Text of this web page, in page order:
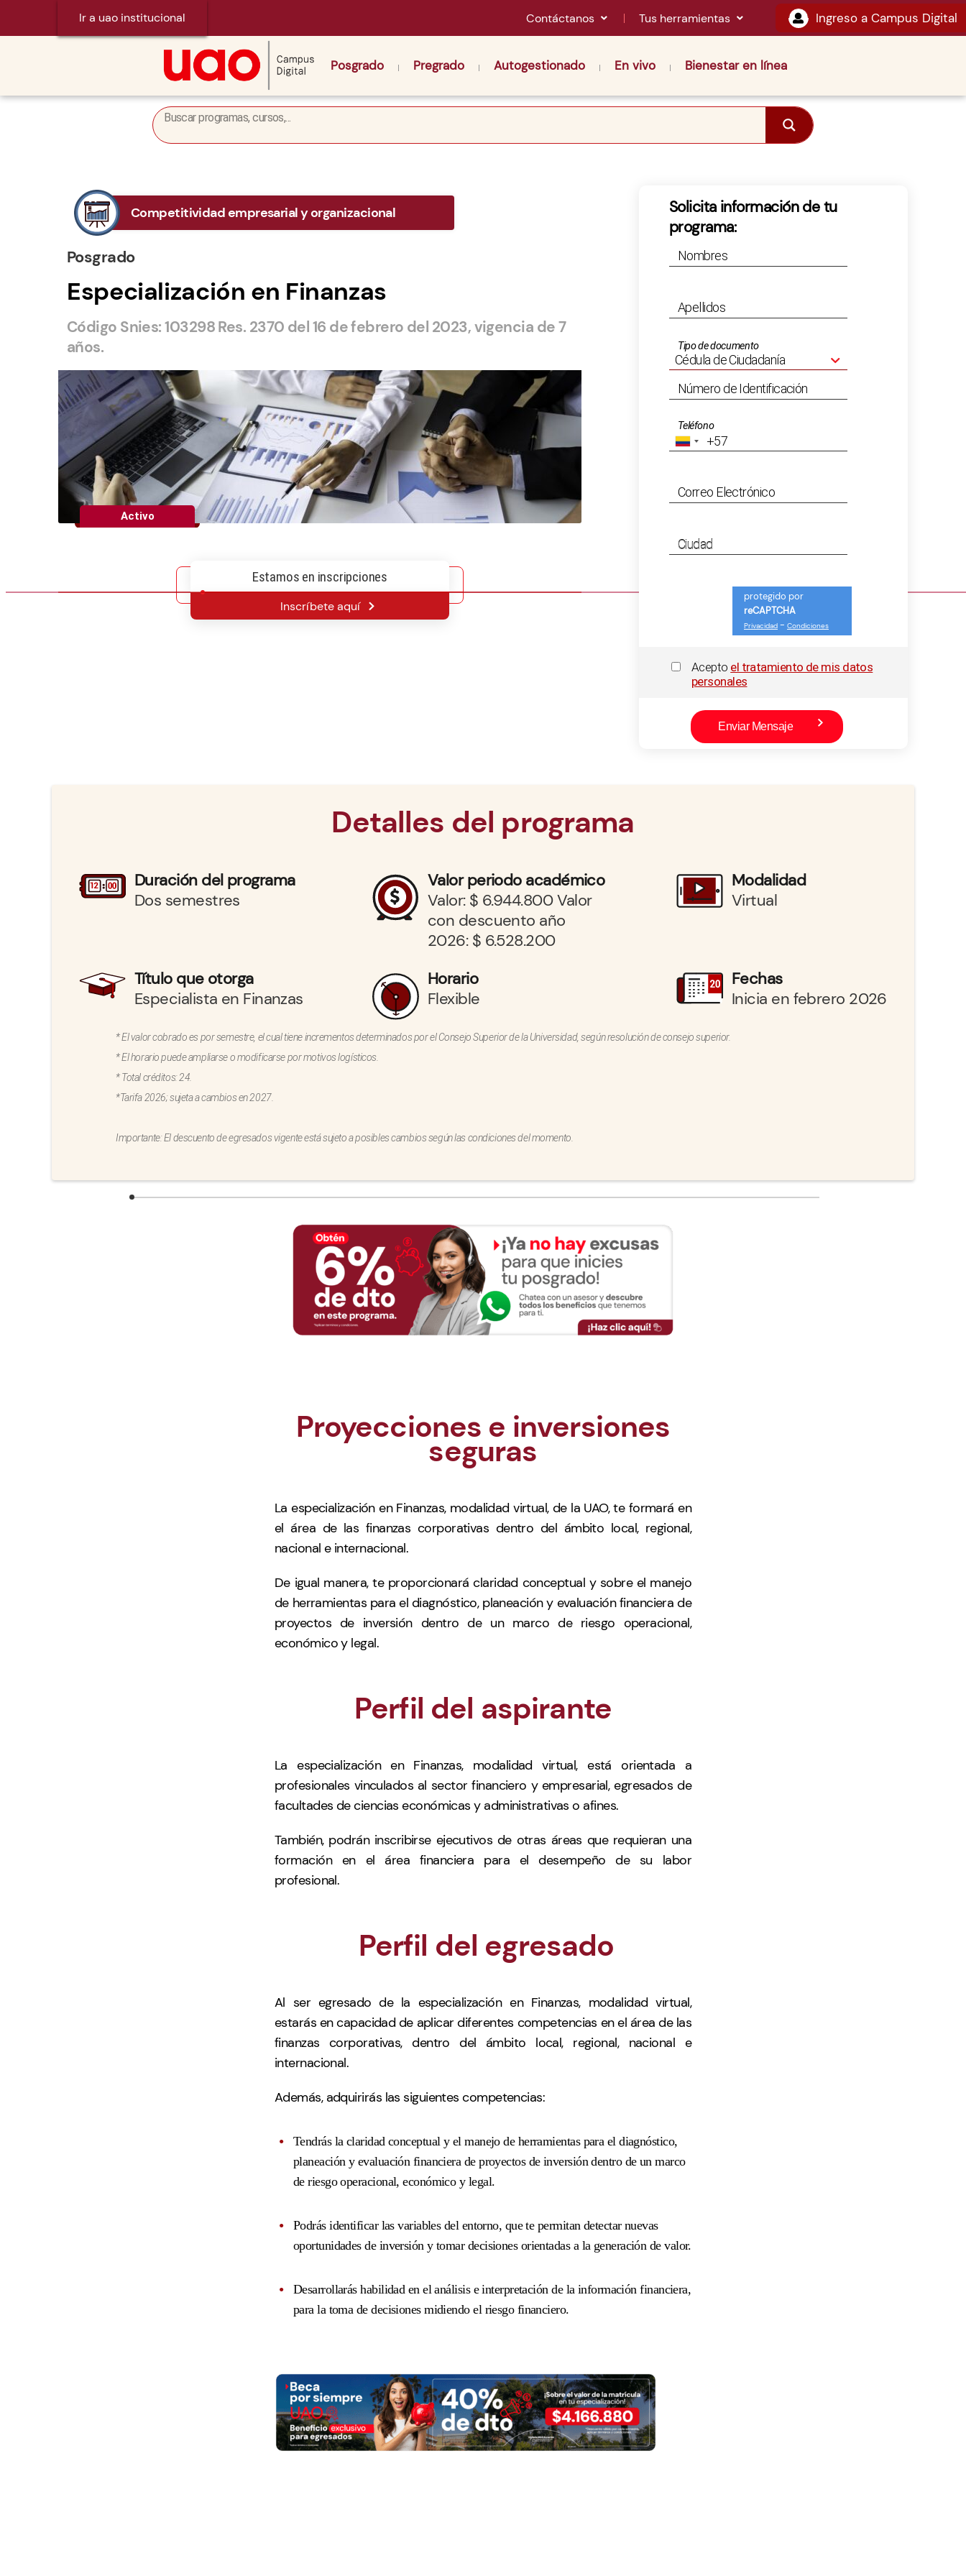
Ir a uao institucional Contáctanos Tus herramientas Ingreso a Campus Digital
Posgrado Pregrado Autogestionado En vivo Bienestar en línea
Competitividad empresarial y organizacional
Posgrado
Especialización en Finanzas
Código Snies: 103298 Res. 2370 del 16 de febrero del 2023, vigencia de 7
años.
Activo
Estamos en inscripciones
Inscríbete aquí
Solicita información de tu
programa:
Nombres
Apellidos
Tipo de documento
Número de Identificación
Teléfono
Correo Electrónico
Ciudad
protegido por
reCAPTCHA
Privacidad - Condiciones
Acepto el tratamiento de mis datos
personales
Detalles del programa
Duración del programa
Dos semestres
Valor periodo académico
Valor: $ 6.944.800 Valor
con descuento año
2026: $ 6.528.200
Modalidad
Virtual
Título que otorga
Especialista en Finanzas
Horario
Flexible
Fechas
Inicia en febrero 2026
* El valor cobrado es por semestre, el cual tiene incrementos determinados por el Consejo Superior de la Universidad, según resolución de consejo superior.
* El horario puede ampliarse o modificarse por motivos logísticos.
* Total créditos: 24.
*Tarifa 2026; sujeta a cambios en 2027.
Importante: El descuento de egresados vigente está sujeto a posibles cambios según las condiciones del momento.
Proyecciones e inversiones
seguras
La especialización en Finanzas, modalidad virtual, de la UAO, te formará en
el área de las finanzas corporativas dentro del ámbito local, regional,
nacional e internacional.
De igual manera, te proporcionará claridad conceptual y sobre el manejo
de herramientas para el diagnóstico, planeación y evaluación financiera de
proyectos de inversión dentro de un marco de riesgo operacional,
económico y legal.
Perfil del aspirante
La especialización en Finanzas, modalidad virtual, está orientada a
profesionales vinculados al sector financiero y empresarial, egresados de
facultades de ciencias económicas y administrativas o afines.
También, podrán inscribirse ejecutivos de otras áreas que requieran una
formación en el área financiera para el desempeño de su labor
profesional.
Perfil del egresado
Al ser egresado de la especialización en Finanzas, modalidad virtual,
estarás en capacidad de aplicar diferentes competencias en el área de las
finanzas corporativas, dentro del ámbito local, regional, nacional e
internacional.
Además, adquirirás las siguientes competencias:
Tendrás la claridad conceptual y el manejo de herramientas para el diagnóstico,
planeación y evaluación financiera de proyectos de inversión dentro de un marco
de riesgo operacional, económico y legal.
Podrás identificar las variables del entorno, que te permitan detectar nuevas
oportunidades de inversión y tomar decisiones orientadas a la generación de valor.
Desarrollarás habilidad en el análisis e interpretación de la información financiera,
para la toma de decisiones midiendo el riesgo financiero.